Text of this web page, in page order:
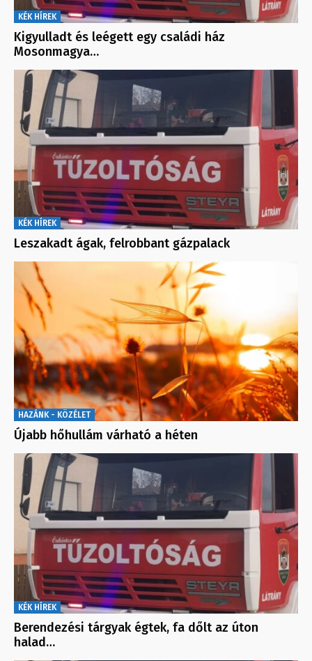
KÉK HÍREK
Kigyulladt és leégett egy családi ház
Mosonmagya…
KÉK HÍREK
Leszakadt ágak, felrobbant gázpalack
HAZÁNK - KÖZÉLET
Újabb hőhullám várható a héten
KÉK HÍREK
Berendezési tárgyak égtek, fa dőlt az úton
halad…